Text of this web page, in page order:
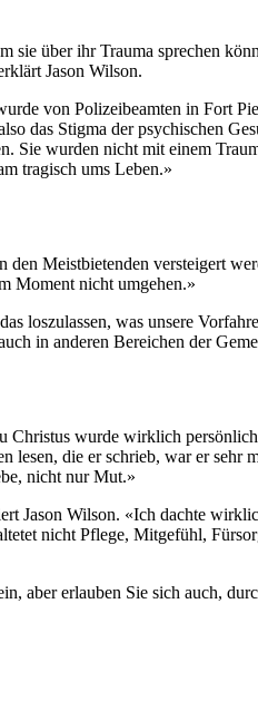
über ihr Trauma sprechen
Jason Wilson.
von Polizeibeamten in Fort
das Stigma der psychischen
Sie wurden nicht mit einem
tragisch ums Leben.»
Meistbietenden versteigert
Moment nicht umgehen.»
loszulassen, was unsere
in anderen Bereichen der
wurde wirklich
die er schrieb, war er
nicht nur Mut.»
Jason Wilson. «Ich dachte
nicht Pflege, Mitgefühl,
aber erlauben Sie sich auch,